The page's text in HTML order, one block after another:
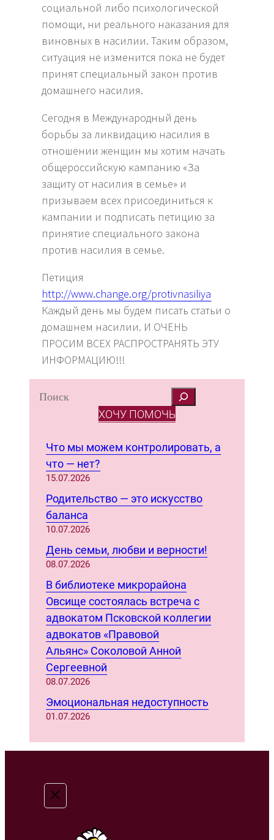
социальной либо психологической
помощи, ни реального наказания для
виновных в насилии. Таким образом,
ситуация не изменится пока не будет
принят специальный закон против
домашнего насилия.
Сегодня в Международный день
борьбы за ликвидацию насилия в
отношении женщин мы хотим начать
общероссийскую кампанию «За
защиту от насилия в семье» и
призываем всех присоединиться к
кампании и подписать петицию за
принятие специального закона
против насилия в семье.
Петиция
http://www.change.org/protivnasiliya
Каждый день мы будем писать статьи о
домашнем насилии. И ОЧЕНЬ
ПРОСИМ ВСЕХ РАСПРОСТРАНЯТЬ ЭТУ
ИНФОРМАЦИЮ!!!
S
ХОЧУ ПОМОЧЬ
Что мы можем контролировать, а
что — нет?
15.07.2026
Родительство — это искусство
баланса
10.07.2026
День семьи, любви и верности!
08.07.2026
В библиотеке микрорайона
Овсище состоялась встреча с
адвокатом Псковской коллегии
адвокатов «Правовой
Альянс» Соколовой Анной
Сергеевной
08.07.2026
Эмоциональная недоступность
01.07.2026